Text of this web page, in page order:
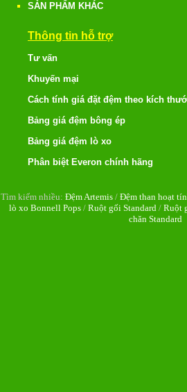
SẢN PHẨM KHÁC
Thông tin hỗ trợ
Tư vấn
Khuyến mại
Cách tính giá đặt đệm theo kích
Bảng giá đệm bông ép
Bảng giá đệm lò xo
Phân biệt Everon chính hãng
Tìm kiếm nhiều: Đệm Artemis / Đệm than hoạt
lò xo Bonnell Pops / Ruột gối Standard / Ruột
chăn Standard